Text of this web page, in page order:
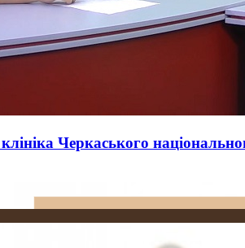
Черкаського